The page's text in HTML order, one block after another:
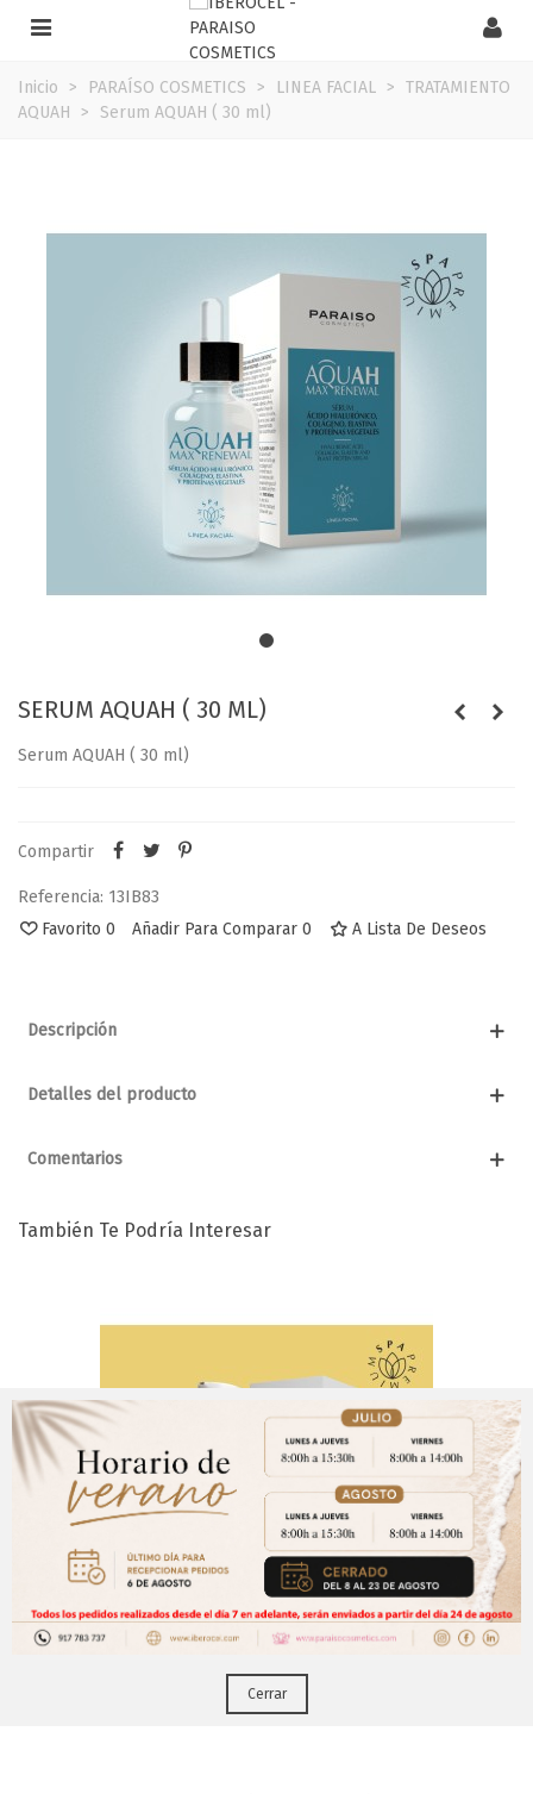
Inicio > PARAÍSO COSMETICS > LINEA FACIAL > TRATAMIENTO
AQUAH > Serum AQUAH ( 30 ml)
SERUM AQUAH ( 30 ML)
Serum AQUAH ( 30 ml)
Compartir
Referencia: 13IB83
Favorito 0 Añadir Para Comparar 0 A Lista De Deseos
Descripción
Detalles del producto
Comentarios
También Te Podría Interesar
Contorno De Ojos GOLD ( 15 Ml)
Aviso Importante
¡Regístrate para acceder a los precios y realizar
tus pedidos online.!
Puedes hacerlo desdeAqui!
CERRAR
Cerrar